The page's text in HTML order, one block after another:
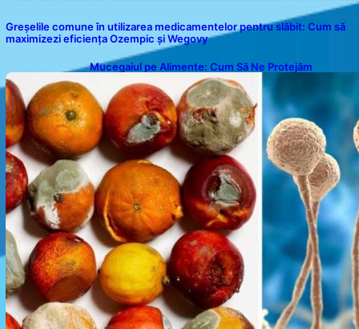
Greșelile comune în utilizarea medicamentelor pentru slăbit: Cum să
maximizezi eficiența Ozempic și Wegovy
Mucegaiul pe Alimente: Cum Să Ne Protejăm
Sănătatea?